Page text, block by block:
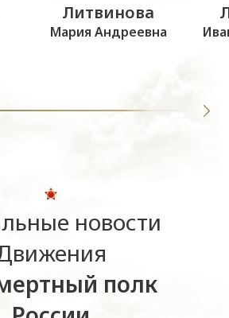
Литвинова
Мария Андреевна
новости
полк